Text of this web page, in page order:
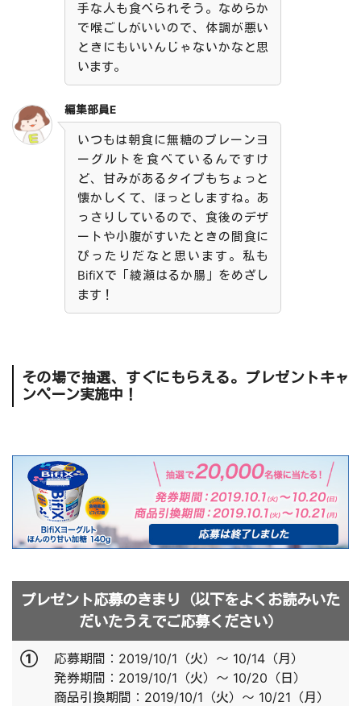
手な人も食べられそう。なめらか
で喉ごしがいいので、体調が悪い
ときにもいいんじゃないかなと思
います。
編集部員E
いつもは朝食に無糖のプレーンヨ
ーグルトを食べているんですけ
ど、甘みがあるタイプもちょっと
懐かしくて、ほっとしますね。あ
っさりしているので、食後のデザ
ートや小腹がすいたときの間食に
ぴったりだなと思います。私も
BifiXで「綾瀬はるか腸」をめざし
ます！
その場で抽選、すぐにもらえる。プレゼントキャ
ンペーン実施中！
プレゼント応募のきまり（以下をよくお読みいた
だいたうえでご応募ください）
① 応募期間 ： 2019/10/1（火）～ 10/14（月）
発券期間：2019/10/1（火）～ 10/20（日）
商品引換期間：2019/10/1（火）～ 10/21（月）